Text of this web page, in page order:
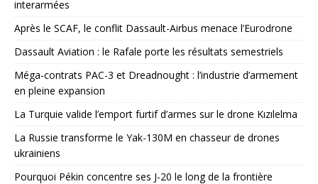
interarmées
Après le SCAF, le conflit Dassault-Airbus menace l’Eurodrone
Dassault Aviation : le Rafale porte les résultats semestriels
Méga-contrats PAC-3 et Dreadnought : l’industrie d’armement
en pleine expansion
La Turquie valide l’emport furtif d’armes sur le drone Kızılelma
La Russie transforme le Yak-130M en chasseur de drones
ukrainiens
Pourquoi Pékin concentre ses J-20 le long de la frontière